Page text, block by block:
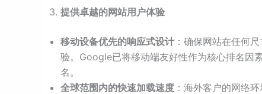
提供卓越的网站用户体验
移动设备优先的响应式设计 ：确保网站在任何
验。Google已将移动端友好性作为核心排名因
名。
全球范围内的快速加载速度 ：海外客户的网络